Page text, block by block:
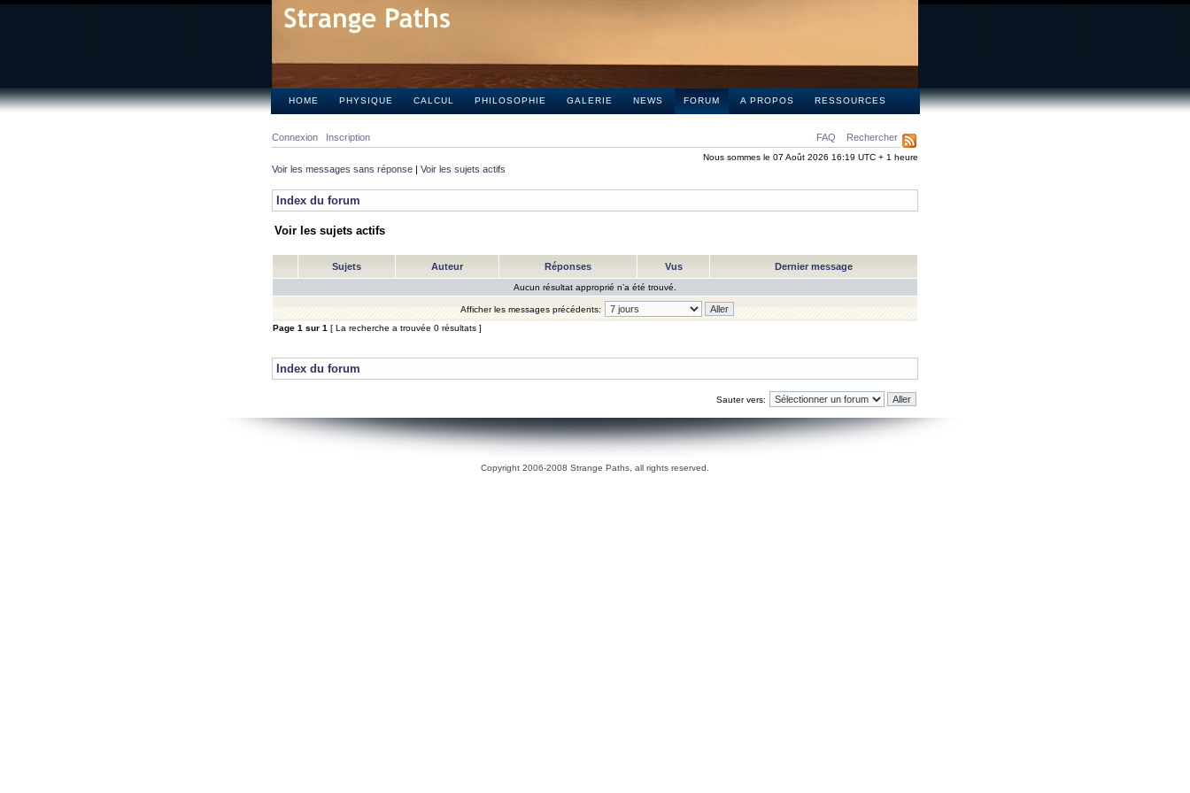
HOME PHYSIQUE CALCUL PHILOSOPHIE GALERIE NEWS FORUM A PROPOS RESSOURCES
FAQ Rechercher
Connexion Inscription
Nous sommes le 07 Août 2026 16:19 UTC + 1 heure
Voir les messages sans réponse | Voir les sujets actifs
Index du forum
Voir les sujets actifs
Sujets Auteur Réponses Vus Dernier message
Aucun résultat approprié n’a été trouvé.
Afficher les messages précédents:
Page 1 sur 1 [ La recherche a trouvée 0 résultats ]
Index du forum
Sauter vers:
Copyright 2006-2008 Strange Paths, all rights reserved.